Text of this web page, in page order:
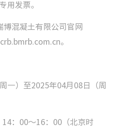
用发票。
混凝土有限公司官网
。
一）至2025年04月08日（周
：00～16：00（北京时